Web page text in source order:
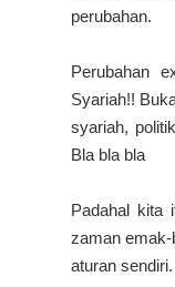
perubahan.
Perubahan
Syariah!!
syariah,
Bla bla bla
Padahal kita
zaman
aturan sendiri.